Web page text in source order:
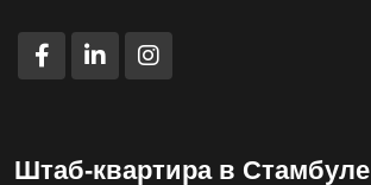
Штаб-квартира в Стамбуле